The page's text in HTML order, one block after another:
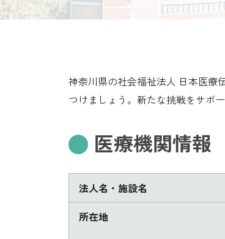
神奈川県の社会福祉法人 日本医療
つけましょう。新たな挑戦をサポー
医療機関情報
法人名・施設名
所在地